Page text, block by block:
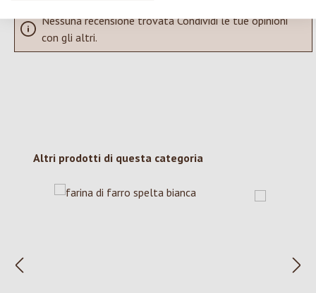
Nessuna recensione trovata Condividi le tue opinioni
con gli altri.
Salta la galleria dei prodotti
Altri prodotti di questa categoria